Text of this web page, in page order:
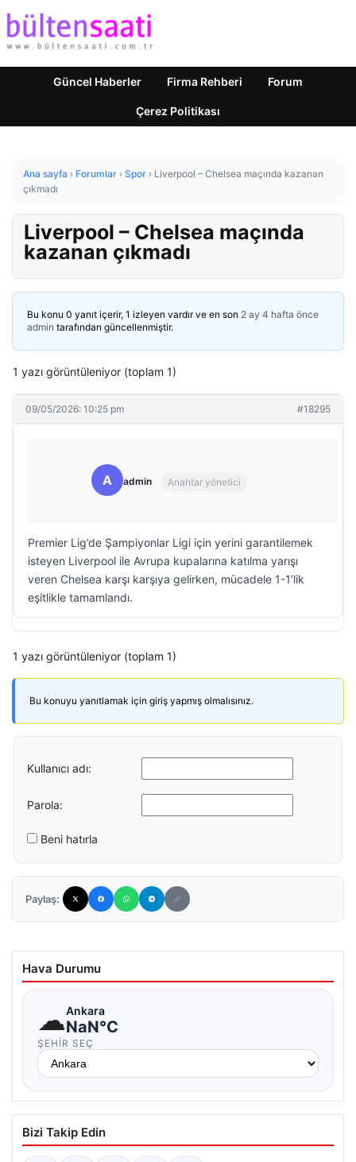
Güncel Haberler Firma Rehberi Forum
Çerez Politikası
Ana sayfa › Forumlar › Spor › Liverpool – Chelsea maçında kazanan
çıkmadı
Liverpool – Chelsea maçında
kazanan çıkmadı
Bu konu 0 yanıt içerir, 1 izleyen vardır ve en son 2 ay 4 hafta önce
admin tarafından güncellenmiştir.
1 yazı görüntüleniyor (toplam 1)
09/05/2026: 10:25 pm #18295
A admin Anahtar yönetici
Premier Lig’de Şampiyonlar Ligi için yerini garantilemek
isteyen Liverpool ile Avrupa kupalarına katılma yarışı
veren Chelsea karşı karşıya gelirken, mücadele 1-1’lik
eşitlikle tamamlandı.
1 yazı görüntüleniyor (toplam 1)
Bu konuyu yanıtlamak için giriş yapmış olmalısınız.
Kullanıcı adı:
Parola:
Beni hatırla
Paylaş:
Hava Durumu
☁Ankara
NaN°C
ŞEHIR SEÇ
Bizi Takip Edin